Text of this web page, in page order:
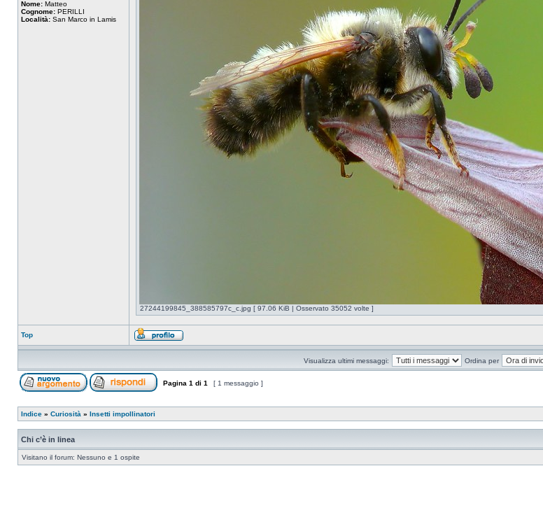
Nome: Matteo
Cognome: PERILLI
Località: San Marco in Lamis
27244199845_388585797c_c.jpg [ 97.06 KiB | Osservato 35052 volte ]
Top
Visualizza ultimi messaggi: Ordina per
Pagina 1 di 1 [ 1 messaggio ]
Indice » Curiosità » Insetti impollinatori
Chi c’è in linea
Visitano il forum: Nessuno e 1 ospite